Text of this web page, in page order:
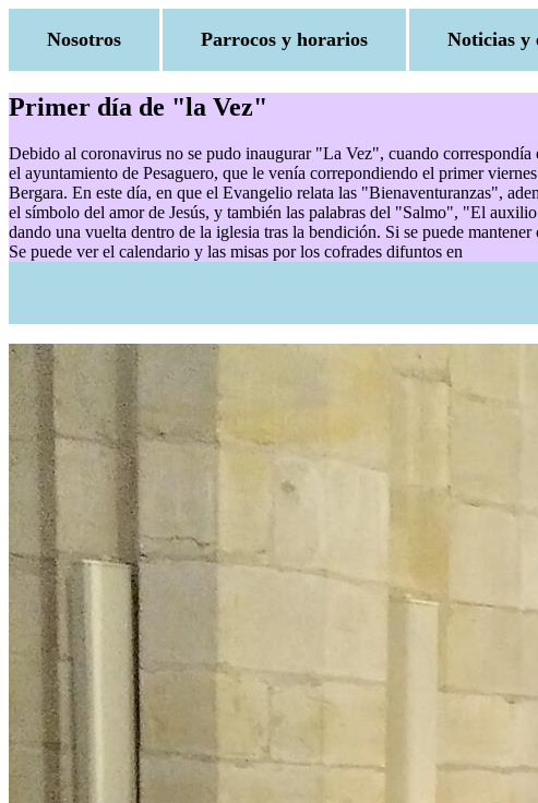
Nosotros Parrocos y horarios Noticias y
Primer día de "la Vez"
Debido al coronavirus no se pudo inaugurar "La Vez", cuando
el ayuntamiento de Pesaguero, que le venía correpondiendo el primer
Bergara. En este día, en que el Evangelio relata las "Bienaventuranzas",
el símbolo del amor de Jesús, y también las palabras del "Salmo", "El
dando una vuelta dentro de la iglesia tras la bendición. Si se puede
Se puede ver el calendario y las misas por los cofrades difuntos en